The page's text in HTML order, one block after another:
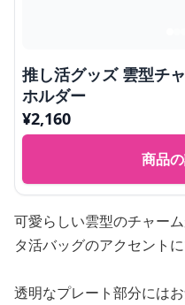
推し活グッズ 雲型チ
ホルダー
¥2,160
商品
可愛らしい雲型のチャー
タ活バッグのアクセント
透明なプレート部分には